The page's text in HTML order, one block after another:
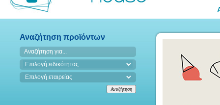
Αναζήτηση προϊόντων